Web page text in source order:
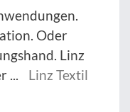
Oder
Linz
...
Linz Textil